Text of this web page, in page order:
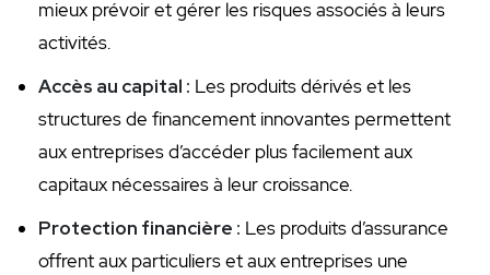
mieux prévoir et gérer les risques associés ​à⁤ leurs
activités.
Accès au‍ capital : Les produits dérivés et les
structures de financement ⁤innovantes permettent
aux entreprises​ d’accéder ⁣plus facilement aux
⁤capitaux nécessaires à leur croissance.
Protection ​financière : Les produits d’assurance
offrent aux particuliers et aux entreprises une